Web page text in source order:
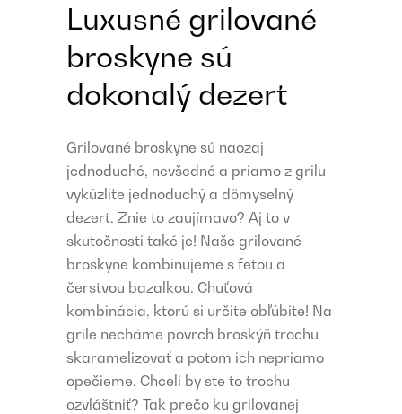
Luxusné grilované
broskyne sú
dokonalý dezert
Grilované broskyne sú naozaj
jednoduché, nevšedné a priamo z grilu
vykúzlite jednoduchý a dômyselný
dezert. Znie to zaujímavo? Aj to v
skutočnosti také je! Naše grilované
broskyne kombinujeme s fetou a
čerstvou bazalkou. Chuťová
kombinácia, ktorú si určite obľúbite! Na
grile necháme povrch broskýň trochu
skaramelizovať a potom ich nepriamo
opečieme. Chceli by ste to trochu
ozvláštniť? Tak prečo ku grilovanej